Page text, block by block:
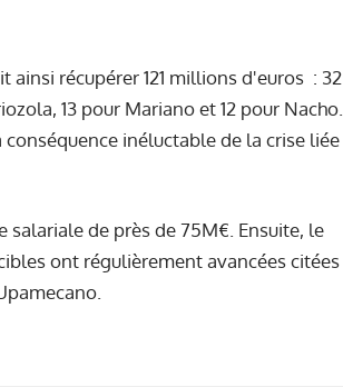
ainsi récupérer 121 millions d'euros : 32
13 pour Mariano et 12 pour Nacho.
inéluctable de la crise liée
salariale de près de 75M€. Ensuite, le
ont régulièrement avancées citées